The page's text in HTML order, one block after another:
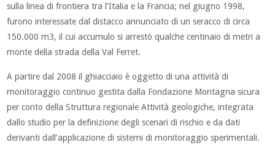
sulla linea di frontiera tra l’Italia e la Francia; nel giugno 1998,
furono interessate dal distacco annunciato di un seracco di circa
150.000 m3, il cui accumulo si arrestò qualche centinaio di metri a
monte della strada della Val Ferret.
A partire dal 2008 il ghiacciaio è oggetto di una attività di
monitoraggio continuo gestita dalla Fondazione Montagna sicura
per conto della Struttura regionale Attività geologiche, integrata
dallo studio per la definizione degli scenari di rischio e da dati
derivanti dall’applicazione di sistemi di monitoraggio sperimentali.